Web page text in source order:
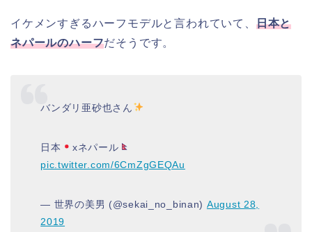
イケメンすぎるハーフモデルと言われていて、 日本と
ネパールのハーフだそうです。
バンダリ亜砂也さん
日本
xネパール
pic.twitter.com/6CmZgGEQAu
— 世界の美男 (@sekai_no_binan) August 28,
2019